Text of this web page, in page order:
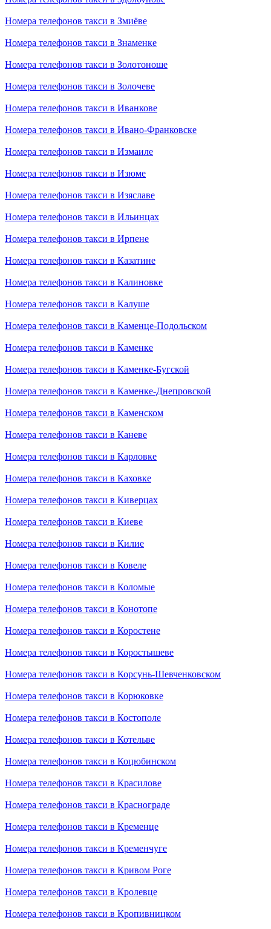
Номера телефонов такси в Змиёве
Номера телефонов такси в Знаменке
Номера телефонов такси в Золотоноше
Номера телефонов такси в Золочеве
Номера телефонов такси в Иванкове
Номера телефонов такси в Ивано-Франковске
Номера телефонов такси в Измаиле
Номера телефонов такси в Изюме
Номера телефонов такси в Изяславе
Номера телефонов такси в Ильинцах
Номера телефонов такси в Ирпене
Номера телефонов такси в Казатине
Номера телефонов такси в Калиновке
Номера телефонов такси в Калуше
Номера телефонов такси в Каменце-Подольском
Номера телефонов такси в Каменке
Номера телефонов такси в Каменке-Бугской
Номера телефонов такси в Каменке-Днепровской
Номера телефонов такси в Каменском
Номера телефонов такси в Каневе
Номера телефонов такси в Карловке
Номера телефонов такси в Каховке
Номера телефонов такси в Киверцах
Номера телефонов такси в Киеве
Номера телефонов такси в Килие
Номера телефонов такси в Ковеле
Номера телефонов такси в Коломые
Номера телефонов такси в Конотопе
Номера телефонов такси в Коростене
Номера телефонов такси в Коростышеве
Номера телефонов такси в Корсунь-Шевченковском
Номера телефонов такси в Корюковке
Номера телефонов такси в Костополе
Номера телефонов такси в Котельве
Номера телефонов такси в Коцюбинском
Номера телефонов такси в Красилове
Номера телефонов такси в Краснограде
Номера телефонов такси в Кременце
Номера телефонов такси в Кременчуге
Номера телефонов такси в Кривом Роге
Номера телефонов такси в Кролевце
Номера телефонов такси в Кропивницком